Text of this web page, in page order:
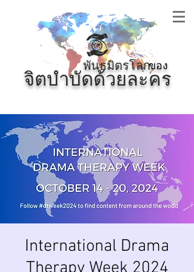
พันธมิตรโลกของ
จิตบำบัดด้วยละคร
International Drama